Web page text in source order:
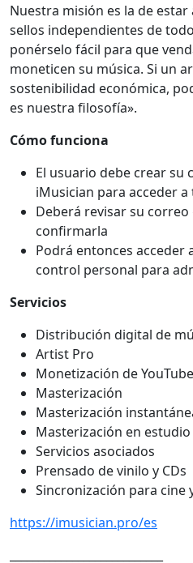
Nuestra misión es la de
sellos independientes de
ponérselo fácil para que
moneticen su música. Si un
sostenibilidad económica,
es nuestra filosofía».
Cómo funciona
El usuario debe crear su
iMusician para acceder
Deberá revisar su
confirmarla
Podrá entonces acceder
control personal para
Servicios
Distribución digital de
Artist Pro
Monetización de YouTube
Masterización
Masterización
Masterización en estudio
Servicios asociados
Prensado de vinilo y CDs
Sincronización para cine
https://imusician.pro/es